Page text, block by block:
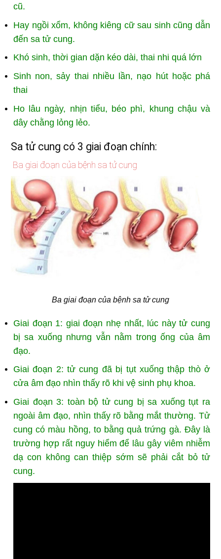
cũ.
Hay ngồi xổm, không kiêng cữ sau sinh cũng dẫn
đến sa tử cung.
Khó sinh, thời gian dặn kéo dài, thai nhi quá lớn
Sinh non, sảy thai nhiều lần, nạo hút hoặc phá
thai
Ho lâu ngày, nhịn tiểu, béo phì, khung chậu và
dây chằng lỏng lẻo.
Sa tử cung có 3 giai đoạn chính:
Ba giai đoạn của bệnh sa tử cung
Ba giai đoạn của bệnh sa tử cung
Giai đoạn 1: giai đoạn nhẹ nhất, lúc này tử cung
bị sa xuống nhưng vẫn nằm trong ống của âm
đạo.
Giai đoạn 2: tử cung đã bị tụt xuống thập thò ở
cửa âm đạo nhìn thấy rõ khi vệ sinh phụ khoa.
Giai đoạn 3: toàn bộ tử cung bị sa xuống tụt ra
ngoài âm đạo, nhìn thấy rõ bằng mắt thường. Tử
cung có màu hồng, to bằng quả trứng gà. Đây là
trường hợp rất nguy hiểm để lâu gây viêm nhiễm
dạ con không can thiệp sớm sẽ phải cắt bỏ tử
cung.